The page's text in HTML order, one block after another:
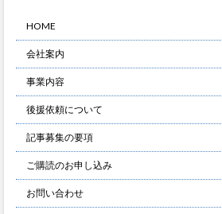
HOME
会社案内
事業内容
後援依頼について
記事募集の要項
ご購読のお申し込み
お問い合わせ